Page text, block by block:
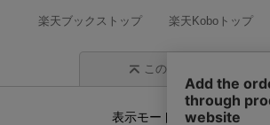
楽天ブックストップ 楽天Koboトップ
このページの先頭に戻る
表示モード モバイル